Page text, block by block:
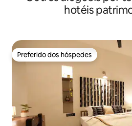
hotéis
Preferido dos hóspedes
Preferido dos hóspedes